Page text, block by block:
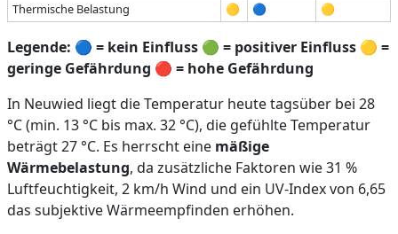
Thermische Belastung
🟡 🔵 🟡
Legende: 🔵 = kein Einfluss 🟢 = positiver Einfluss 🟡 =
geringe Gefährdung 🔴 = hohe Gefährdung
In Neuwied liegt die Temperatur heute tagsüber bei 28
°C (min. 13 °C bis max. 32 °C), die gefühlte Temperatur
beträgt 27 °C. Es herrscht eine mäßige
Wärmebelastung, da zusätzliche Faktoren wie 31 %
Luftfeuchtigkeit, 2 km/h Wind und ein UV-Index von 6,65
das subjektive Wärmeempfinden erhöhen.